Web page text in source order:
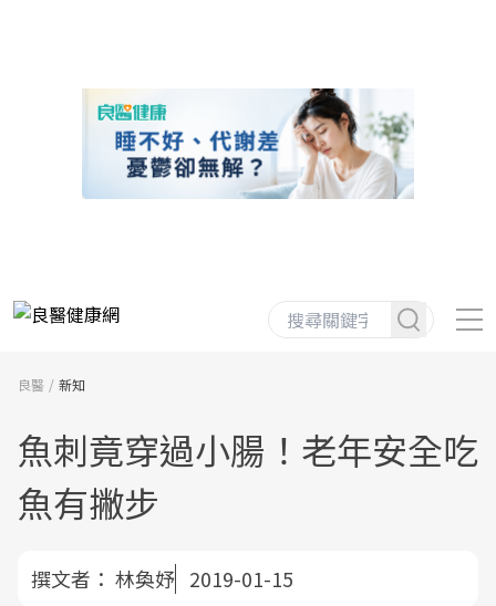
良醫 新知
魚刺竟穿過小腸！老年安全吃
魚有撇步
撰文者： 林奐妤 2019-01-15